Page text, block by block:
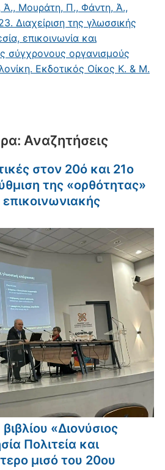
Ά., Μουράτη, Π., Φάντη, Ά.,
Διαχείριση της γλωσσικής
επικοινωνία και
σύγχρονους οργανισμούς
Εκδοτικός Οίκος Κ. & Μ.
Αναζητήσεις
στον 20ό και 21ο
της «ορθότητας»
«Διονύσιος
Πολιτεία και
μισό του 20ου